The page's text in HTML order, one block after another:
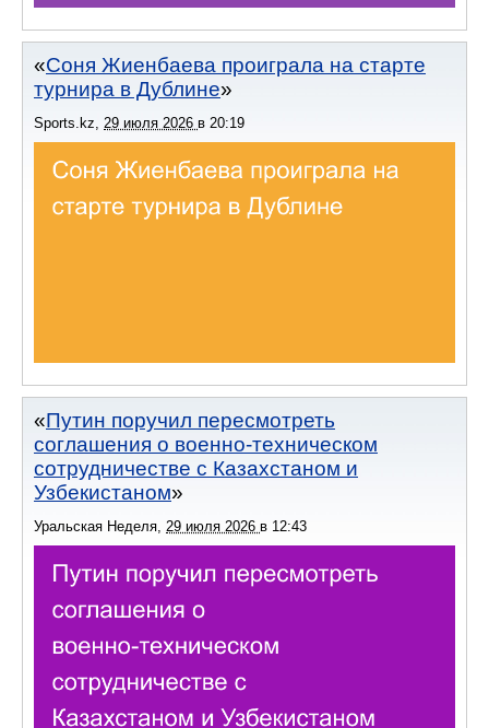
Соня Жиенбаева проиграла на старте
турнира в Дублине
Sports.kz, 29 июля 2026 в 20:19
Путин поручил пересмотреть
соглашения о военно-техническом
сотрудничестве с Казахстаном и
Узбекистаном
Уральская Неделя, 29 июля 2026 в 12:43